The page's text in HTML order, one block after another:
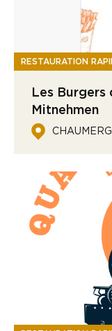
RESTAURATION
Les Burgers
Mitnehmen